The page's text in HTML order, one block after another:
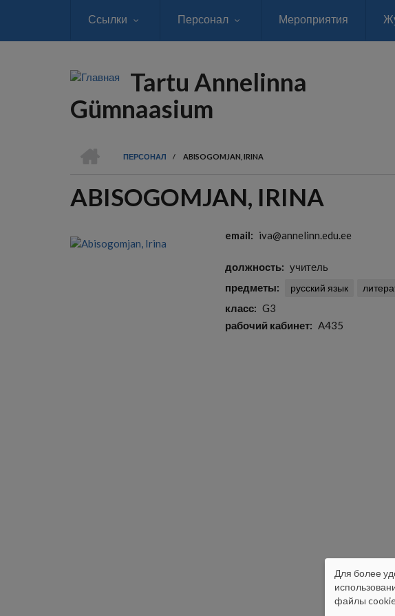
Ссылки Персонал Мероприятия
Tartu Annelinna
Gümnaasium
СТРОКА
НАВИГАЦИИ
ПЕРСОНАЛ
/ ABISOGOMJAN, IRINA
ABISOGOMJAN, IRINA
email iva@annelinn.edu.ee
должность
учитель
предметы
русский язык
класс
G3
рабочий кабинет
A435
Для более
файлы